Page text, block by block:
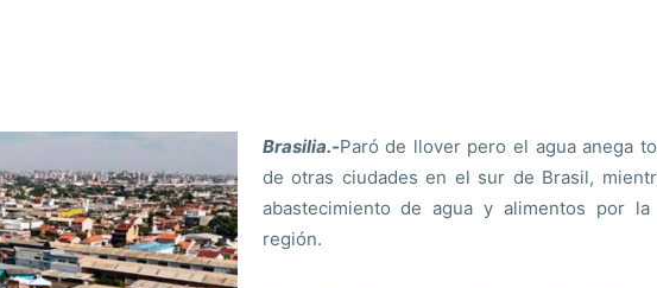
Brasilia.-Paró de llover pero el agua anega
de otras ciudades en el sur de Brasil,
abastecimiento de agua y alimentos por
región.